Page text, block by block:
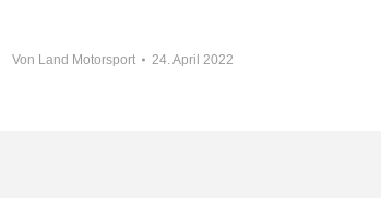
Von Land Motorsport 24. April 2022